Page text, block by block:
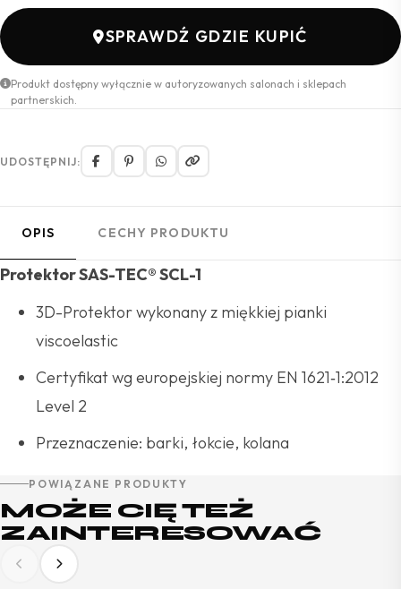
SPRAWDŹ GDZIE KUPIĆ
Produkt dostępny wyłącznie w autoryzowanych salonach i sklepach
partnerskich.
UDOSTĘPNIJ:
OPIS CECHY PRODUKTU
Protektor SAS-TEC® SCL-1
3D-Protektor wykonany z miękkiej pianki
viscoelastic
Certyfikat wg europejskiej normy EN 1621‑1:2012
Level 2
Przeznaczenie: barki, łokcie, kolana
POWIĄZANE PRODUKTY
MOŻE CIĘ TEŻ
ZAINTERESOWAĆ